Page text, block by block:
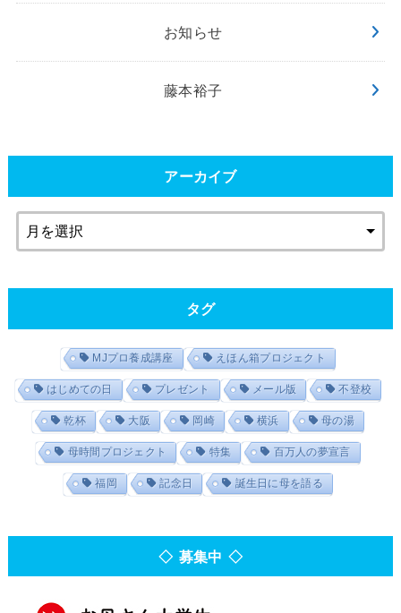
お知らせ
藤本裕子
アーカイブ
タグ
MJプロ養成講座 えほん箱プロジェクト
はじめての日 プレゼント メール版 不登校
乾杯 大阪 岡崎 横浜 母の湯
母時間プロジェクト 特集 百万人の夢宣言
福岡 記念日 誕生日に母を語る
◇ 募集中 ◇